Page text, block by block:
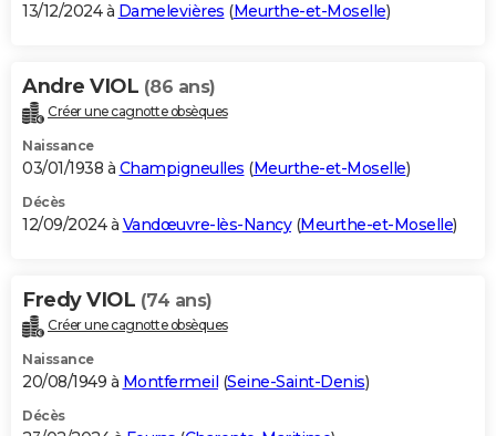
13/12/2024 à Damelevières (Meurthe-et-Moselle)
Andre VIOL (86 ans)
Créer une cagnotte obsèques
Naissance
03/01/1938 à Champigneulles (Meurthe-et-Moselle)
Décès
12/09/2024 à Vandœuvre-lès-Nancy(Meurthe-et-Moselle)
Fredy VIOL (74 ans)
Créer une cagnotte obsèques
Naissance
20/08/1949 à Montfermeil (Seine-Saint-Denis)
Décès